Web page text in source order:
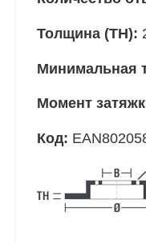
Толщина (TH):
Минимальная
Момент
Код: